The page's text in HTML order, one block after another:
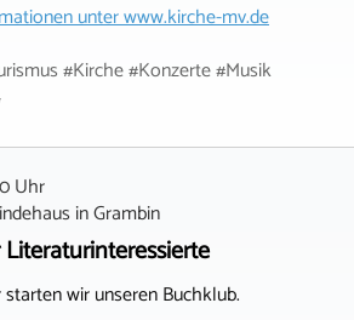
unterwww.kirche-mv.de
#Kirche #Konzerte #Musik
Uhr
inGrambin
starten wir unseren Buchklub.